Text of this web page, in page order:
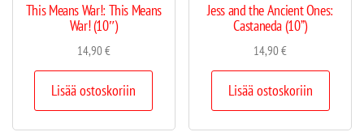
This Means War!: This Means
War! (10″)
14,90€
Lisää ostoskoriin
Jess and the Ancient Ones:
Castaneda (10”)
14,90€
Lisää ostoskoriin